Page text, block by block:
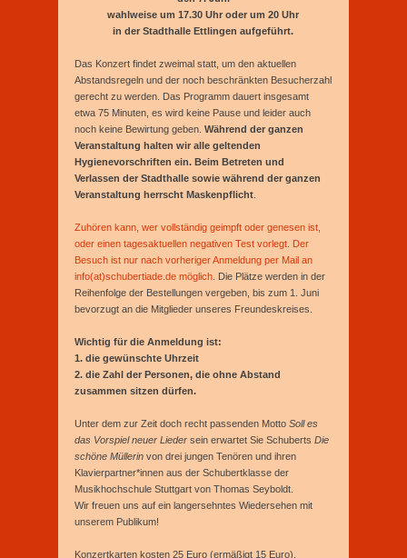
wahlweise um 17.30 Uhr oder um 20 Uhr
in der Stadthalle Ettlingen aufgeführt.
Das Konzert findet zweimal statt, um den aktuellen
Abstandsregeln und der noch beschränkten Besucherzahl
gerecht zu werden. Das Programm dauert insgesamt
etwa 75 Minuten, es wird keine Pause und leider auch
noch keine Bewirtung geben. Während der ganzen
Veranstaltung halten wir alle geltenden
Hygienevorschriften ein. Beim Betreten und
Verlassen der Stadthalle sowie während der ganzen
Veranstaltung herrscht Maskenpflicht
Zuhören kann, wer vollständig geimpft oder genesen ist,
oder einen tagesaktuellen negativen Test vorlegt. Der
Besuch ist nur nach vorheriger Anmeldung per Mail an
info(at)schubertiade.de möglich. Die Plätze werden in der
Reihenfolge der Bestellungen vergeben, bis zum 1. Juni
bevorzugt an die Mitglieder unseres Freundeskreises.
Wichtig für die Anmeldung ist:
1. die gewünschte Uhrzeit
2. die Zahl der Personen, die ohne Abstand
zusammen sitzen dürfen.
Unter dem zur Zeit doch recht passenden Motto Soll es
das Vorspiel neuer Lieder sein erwartet Sie Schuberts Die
schöne Müllerin von drei jungen Tenören und ihren
Klavierpartner*innen aus der Schubertklasse der
Musikhochschule Stuttgart von Thomas Seyboldt.
Wir freuen uns auf ein langersehntes Wiedersehen mit
unserem Publikum!
Konzertkarten kosten 25 Euro (ermäßigt 15 Euro).